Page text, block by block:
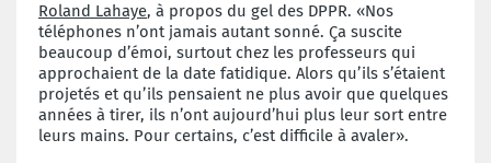
Roland Lahaye, à propos du gel des DPPR. «Nos
téléphones n’ont jamais autant sonné. Ça suscite
beaucoup d’émoi, surtout chez les professeurs qui
approchaient de la date fatidique. Alors qu’ils s’étaient
projetés et qu’ils pensaient ne plus avoir que quelques
années à tirer, ils n’ont aujourd’hui plus leur sort entre
leurs mains. Pour certains, c’est difficile à avaler».